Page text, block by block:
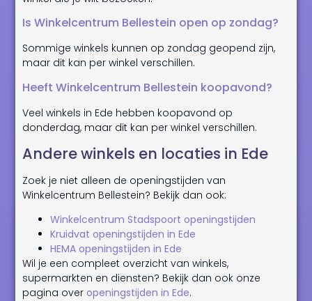
Is Winkelcentrum Bellestein open op zondag?
Sommige winkels kunnen op zondag geopend zijn,
maar dit kan per winkel verschillen.
Heeft Winkelcentrum Bellestein koopavond?
Veel winkels in Ede hebben koopavond op
donderdag, maar dit kan per winkel verschillen.
Andere winkels en locaties in Ede
Zoek je niet alleen de openingstijden van
Winkelcentrum Bellestein? Bekijk dan ook:
Winkelcentrum Stadspoort openingstijden
Kruidvat openingstijden in Ede
HEMA openingstijden in Ede
Wil je een compleet overzicht van winkels,
supermarkten en diensten? Bekijk dan ook onze
pagina over openingstijden in Ede.